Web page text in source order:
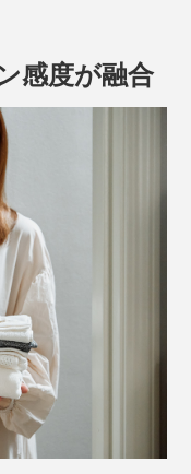
維自身が持つ天然
半永久的。
臭」の原因菌であ
球菌」「大腸菌」
のにおいや汗に混じ
「イソ吉草酸」を
臭効果が実証され
ライクなデザイン
だけで空間が豊か
ワッフル生地
感度が融合